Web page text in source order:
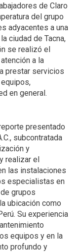
de Claro
del grupo
adyacentes a una
ciudad de Tacna,
se realizó el
a la
prestar servicios
en general.
presentado
subcontratada
y
realizar el
las instalaciones
especialistas en
grupos
ubicación como
Su experiencia
equipos y en la
profundo y